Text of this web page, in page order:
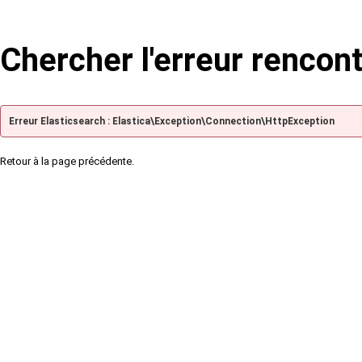
Chercher l'erreur
Erreur Elasticsearch : Elastica\Exception\Connection\HttpException
Retour à la page précédente.